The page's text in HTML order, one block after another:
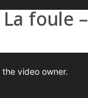
foule –